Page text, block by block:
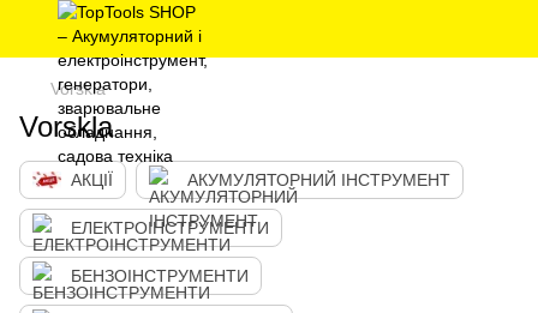
Vorskla
Vorskla
АКЦІЇ АКУМУЛЯТОРНИЙ ІНСТРУМЕНТ
ЕЛЕКТРОІНСТРУМЕНТИ
БЕНЗОІНСТРУМЕНТИ